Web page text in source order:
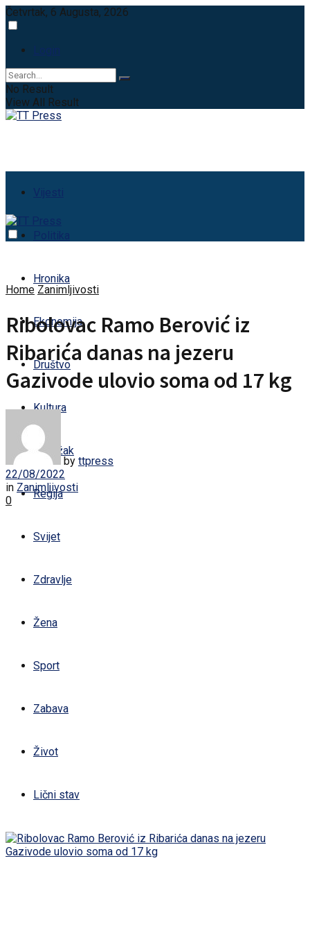
Četvrtak, 6 Augusta, 2026
Login
No Result
View All Result
Vijesti
Politika
Hronika
Ekonomija
Društvo
Kultura
Sandžak
Regija
Svijet
Zdravlje
Žena
Sport
Zabava
Život
Lični stav
Home Zanimljivosti
Ribolovac Ramo Berović iz
Ribarića danas na jezeru
Gazivode ulovio soma od 17 kg
by ttpress
22/08/2022
in Zanimljivosti
0